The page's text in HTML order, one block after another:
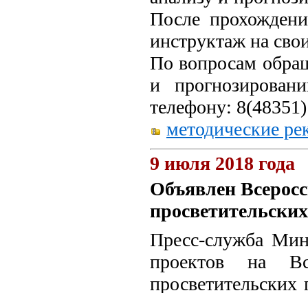
После
инструктаж на
По вопросам
и
телефону:
методические
9 июля 2018 года
Объявлен
Пресс-служба
проектов на